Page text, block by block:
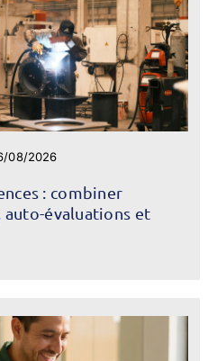
08/2026
: combiner
auto-évaluations et